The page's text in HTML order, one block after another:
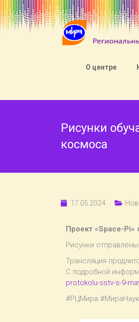
О центре
Рисунки
космоса
17.05.2024
Проект «Space-Pi»
Рисунки
Трансляция
С подробной
protokolu-sstv-s-9-
#РЦМира